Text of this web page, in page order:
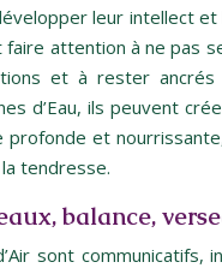
leur intellect et
faire attention à ne pas
et à rester ancrés
d’Eau, ils peuvent
profonde et
tendresse.
balance,
sont communicatifs,